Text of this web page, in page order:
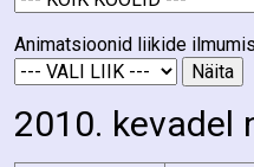
Animatsioonid liikide
2010. kevadel